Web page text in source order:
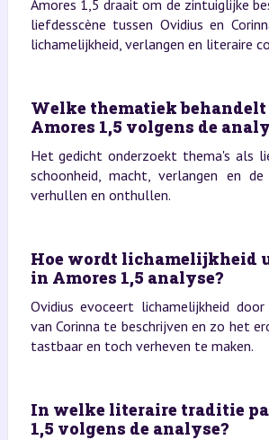
Amores 1,5 draait om de zintuiglijke
liefdesscène tussen Ovidius en
lichamelijkheid, verlangen en literaire
Welke thematiek
Amores 1,5 volgens de
Het gedicht onderzoekt thema's als
schoonheid, macht, verlangen en de
verhullen en onthullen.
Hoe wordt lichamelijkheid
in Amores 1,5 analyse?
Ovidius evoceert lichamelijkheid
van Corinna te beschrijven en zo het
tastbaar en toch verheven te maken.
In welke literaire traditie
1,5 volgens de analyse?